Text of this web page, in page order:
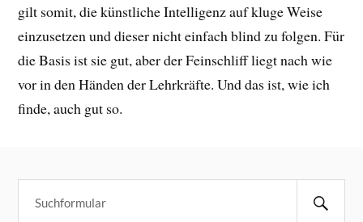
gilt somit, die künstliche Intelligenz auf kluge Weise
einzusetzen und dieser nicht einfach blind zu folgen. Für
die Basis ist sie gut, aber der Feinschliff liegt nach wie
vor in den Händen der Lehrkräfte. Und das ist, wie ich
finde, auch gut so.